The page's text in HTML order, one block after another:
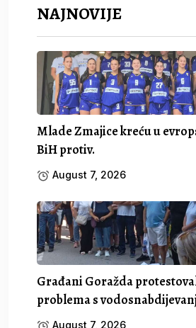
NAJNOVIJE
Mlade Zmajice kreću u
BiH protiv.
August 7, 2026
Građani Goražda
problema s
August 7, 2026